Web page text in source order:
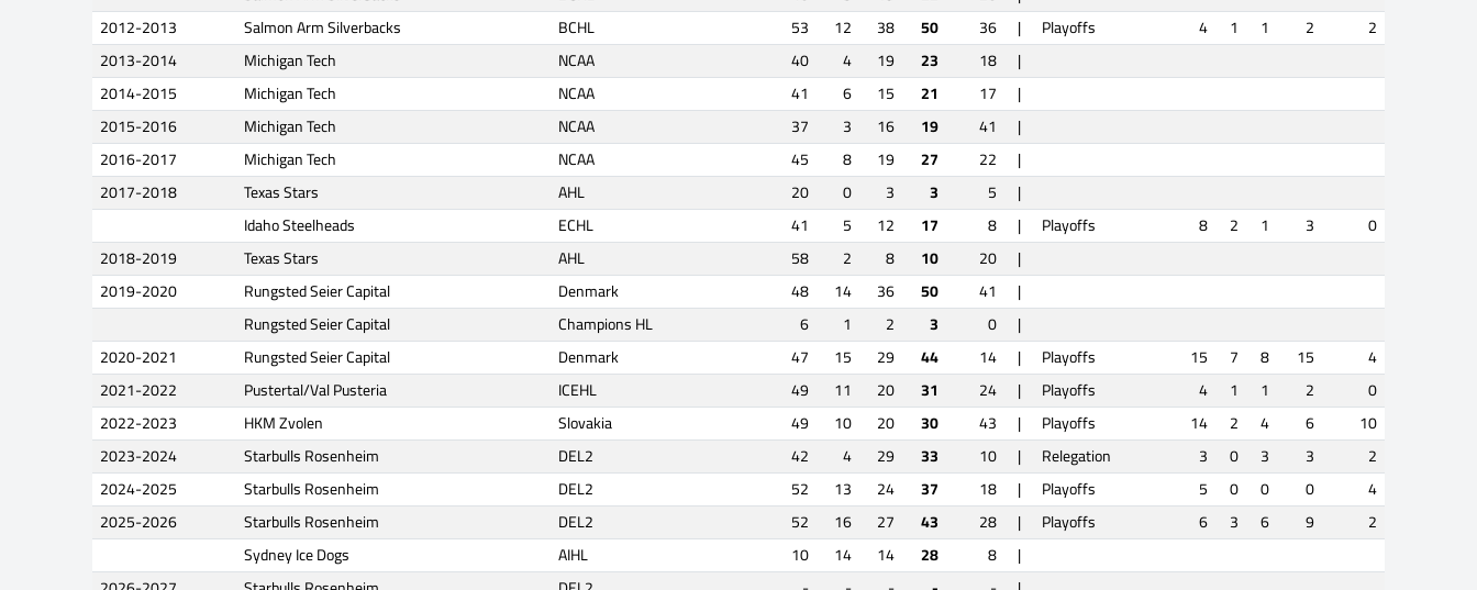
2012-2013
Salmon Arm Silverbacks BCHL 53 12 38 50 36 | Playoffs 4 1 1 2
2
2013-2014
Michigan Tech NCAA 40 4 19 23 18
|
2014-2015
Michigan Tech NCAA 41 6 15 21 17
|
2015-2016
Michigan Tech NCAA 37 3 16 19 41
|
2016-2017
Michigan Tech NCAA 45 8 19 27 22
|
2017-2018
Texas Stars AHL 20 0 3 3 5
|
Idaho Steelheads
ECHL 41 5 12 17 8 | Playoffs 8 2 1 3
0
2018-2019
Texas Stars AHL 58 2 8 10 20
|
2019-2020
Rungsted Seier Capital Denmark 48 14 36 50 41
|
Rungsted Seier Capital
Champions HL 6 1 2 3 0
|
2020-2021
Rungsted Seier Capital Denmark 47 15 29 44 14 | Playoffs 15 7 8 15
4
2021-2022
Pustertal/Val Pusteria ICEHL 49 11 20 31 24 | Playoffs 4 1 1 2
0
2022-2023
HKM Zvolen Slovakia 49 10 20 30 43 | Playoffs 14 2 4 6
10
2023-2024
Starbulls Rosenheim DEL2 42 4 29 33 10 | Relegation 3 0 3 3
2
2024-2025
Starbulls Rosenheim DEL2 52 13 24 37 18 | Playoffs 5 0 0 0
4
2025-2026
Starbulls Rosenheim DEL2 52 16 27 43 28 | Playoffs 6 3 6 9
2
Sydney Ice Dogs
AIHL 10 14 14 28 8
|